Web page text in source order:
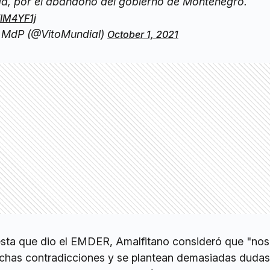
(@VitoMundial) October 1, 2021
que dio el EMDER, Amalfitano consideró que "nos
contradicciones y se plantean demasiadas